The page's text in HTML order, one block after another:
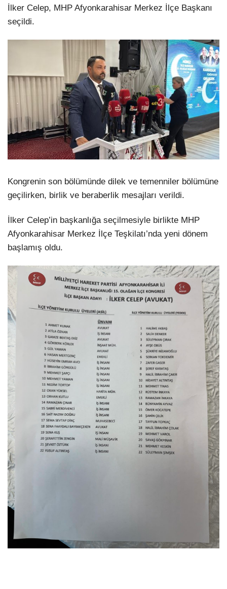
İlker Celep, MHP Afyonkarahisar Merkez İlçe Başkanı
seçildi.
Kongrenin son bölümünde dilek ve temenniler bölümüne
geçilirken, birlik ve beraberlik mesajları verildi.
İlker Celep’in başkanlığa seçilmesiyle birlikte MHP
Afyonkarahisar Merkez İlçe Teşkilatı’nda yeni dönem
başlamış oldu.